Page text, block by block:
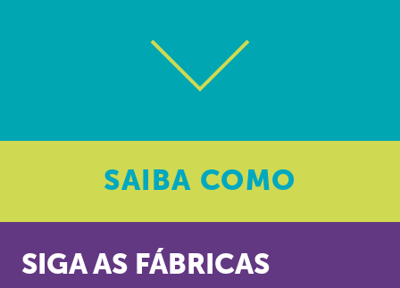
SAIBA COMO
SIGA AS FÁBRICAS